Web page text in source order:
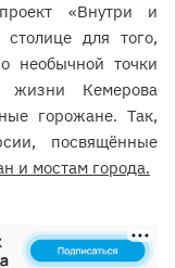
«Внутри и
столице для того,
необычной точки
жизни Кемерова
горожане. Так,
посвящённые
и мостам города.